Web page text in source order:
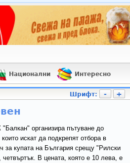
Национални Интересно
Шрифт: - +
организира пътуване до
искат да подкрепят отбора в
за купата на България срещу "Рилски
четвъртък. В цената, която е 10 лева, е